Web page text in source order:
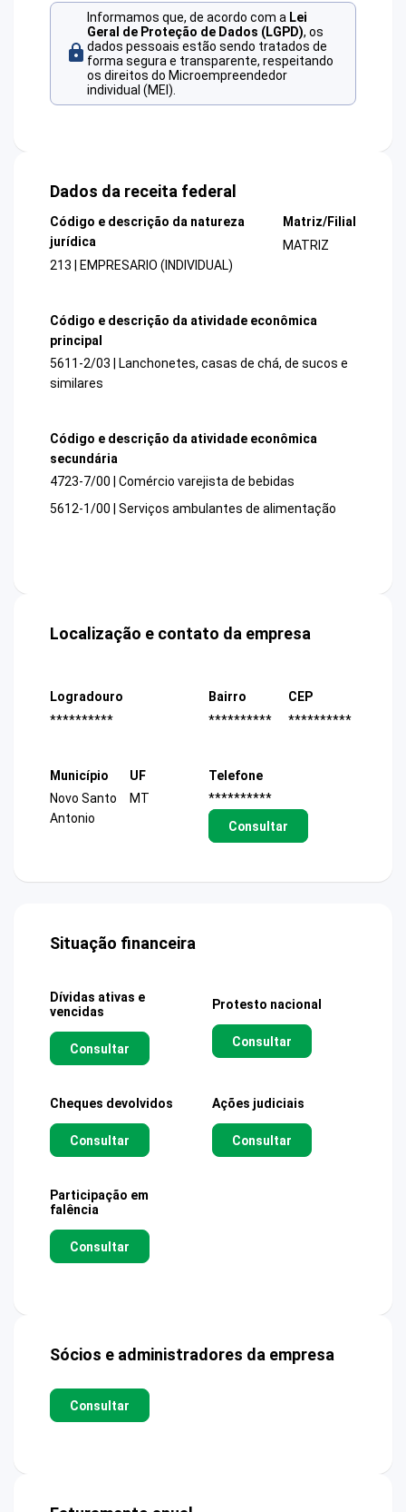
Informamos que, de acordo com a Lei
Geral de Proteção de Dados (LGPD), os
dados pessoais estão sendo tratados de
forma segura e transparente, respeitando
os direitos do Microempreendedor
individual (MEI).
Dados da receita federal
Código e descrição da natureza
jurídica
213 | EMPRESARIO (INDIVIDUAL)
Matriz/Filial
MATRIZ
Código e descrição da atividade econômica
principal
5611-2/03 | Lanchonetes, casas de chá, de sucos e
similares
Código e descrição da atividade econômica
secundária
4723-7/00 | Comércio varejista de bebidas
5612-1/00 | Serviços ambulantes de alimentação
Localização e contato da empresa
Logradouro
**********
Bairro
**********
CEP
**********
Município
Novo Santo
Antonio
UF
MT
Telefone
**********
Consultar
Situação financeira
Dívidas ativas e
vencidas
Consultar
Protesto nacional
Consultar
Cheques devolvidos
Consultar
Ações judiciais
Consultar
Participação em
falência
Consultar
Sócios e administradores da empresa
Consultar